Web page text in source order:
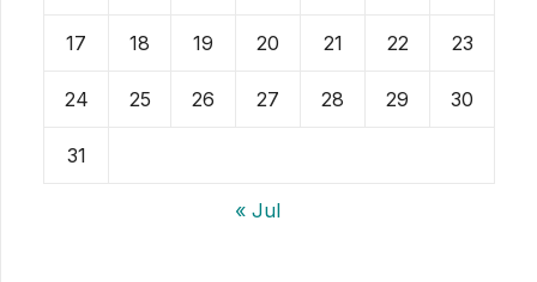
17 18 19 20 21 22 23
24 25 26 27 28 29 30
31
« Jul